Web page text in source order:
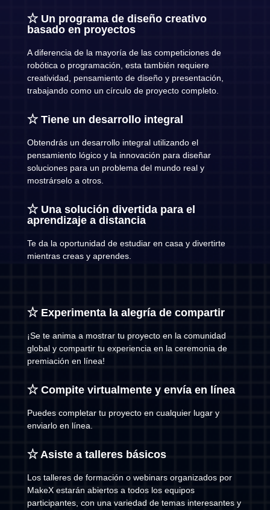
☆ Un programa de diseño creativo
basado en proyectos
A diferencia de la mayoría de las competiciones de
robótica o programación, esta también requiere
creatividad, pensamiento de diseño y presentación,
trabajando como un círculo de proyecto completo.
☆ Tiene un desarrollo integral
Obtendrás un desarrollo integral utilizando el
pensamiento lógico y la innovación para diseñar
soluciones para un problema del mundo real y
mostrárselo a otros.
☆ Una solución divertida para el
aprendizaje a distancia
Te da la oportunidad de estudiar en casa y divertirte
mientras creas y aprendes.
☆ Experimenta la alegría de compartir
¡Se te anima a mostrar tu proyecto en la comunidad
global y compartir tu experiencia en la ceremonia de
premiación en línea!
☆ Compite virtualmente y envía en línea
Puedes completar tu proyecto en cualquier lugar y
enviarlo en línea.
☆ Asiste a talleres básicos
Los talleres de formación o webinars organizados por
MakeX estarán abiertos a todos los equipos
participantes, con una variedad de temas interesantes y